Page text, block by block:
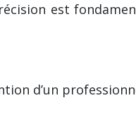
est
d’un